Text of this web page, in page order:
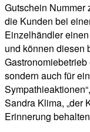
Gutschein Nummer
die Kunden bei
Einzelhändler
und können diesen
sondern auch für
Sandra Klima, „der
Erinnerung